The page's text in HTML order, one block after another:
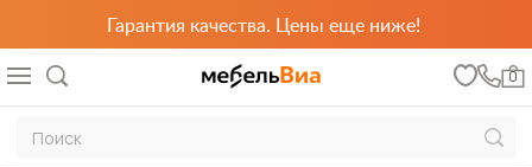
Гарантия качества. Цены еще ниже!
0